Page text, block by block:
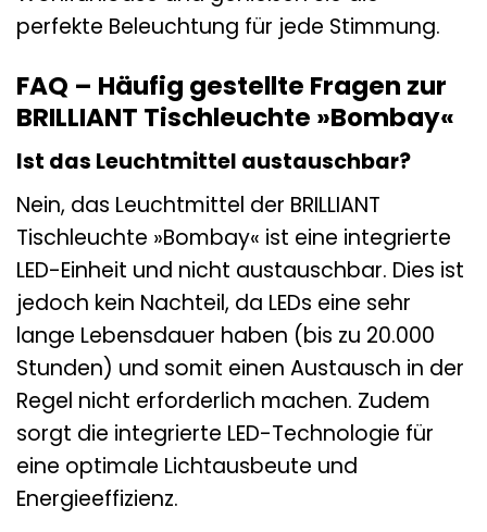
perfekte Beleuchtung für jede Stimmung.
FAQ – Häufig gestellte Fragen zur
BRILLIANT Tischleuchte »Bombay«
Ist das Leuchtmittel austauschbar?
Nein, das Leuchtmittel der BRILLIANT
Tischleuchte »Bombay« ist eine integrierte
LED-Einheit und nicht austauschbar. Dies ist
jedoch kein Nachteil, da LEDs eine sehr
lange Lebensdauer haben (bis zu 20.000
Stunden) und somit einen Austausch in der
Regel nicht erforderlich machen. Zudem
sorgt die integrierte LED-Technologie für
eine optimale Lichtausbeute und
Energieeffizienz.